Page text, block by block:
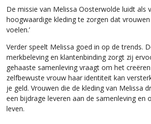
De missie van Melissa Oosterwolde luidt als
hoogwaardige kleding te zorgen dat
voelen.’
Verder speelt Melissa goed in op de trends.
merkbeleving en klantenbinding zorgt zij
gehaaste samenleving vraagt om het
zelfbewuste vrouw haar identiteit kan
je geld. Vrouwen die de kleding van Melissa
een bijdrage leveren aan de samenleving en
leven.